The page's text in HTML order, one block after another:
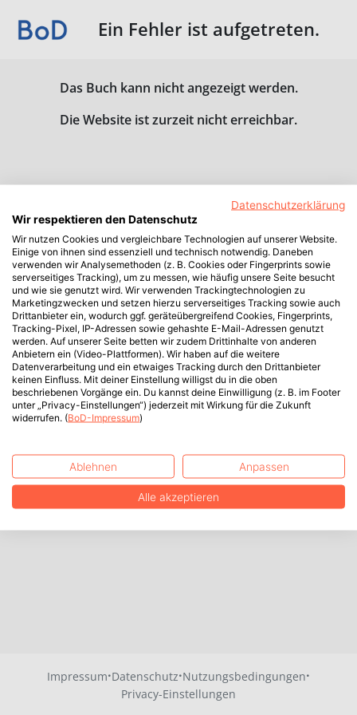
Ein Fehler ist aufgetreten.
Das Buch kann nicht angezeigt werden.
Die Website ist zurzeit nicht erreichbar.
Impressum·Datenschutz·Nutzungsbedingungen·
Privacy-Einstellungen
Datenschutzerklärung
Wir respektieren den Datenschutz
Wir nutzen Cookies und vergleichbare Technologien auf unserer Website.
Einige von ihnen sind essenziell und technisch notwendig. Daneben
verwenden wir Analysemethoden (z. B. Cookies oder Fingerprints sowie
serverseitiges Tracking), um zu messen, wie häufig unsere Seite besucht
und wie sie genutzt wird. Wir verwenden Trackingtechnologien zu
Marketingzwecken und setzen hierzu serverseitiges Tracking sowie auch
Drittanbieter ein, wodurch ggf. geräteübergreifend Cookies, Fingerprints,
Tracking-Pixel, IP-Adressen sowie gehashte E-Mail-Adressen genutzt
werden. Auf unserer Seite betten wir zudem Drittinhalte von anderen
Anbietern ein (Video-Plattformen). Wir haben auf die weitere
Datenverarbeitung und ein etwaiges Tracking durch den Drittanbieter
keinen Einfluss. Mit deiner Einstellung willigst du in die oben
beschriebenen Vorgänge ein. Du kannst deine Einwilligung (z. B. im Footer
unter „Privacy-Einstellungen“) jederzeit mit Wirkung für die Zukunft
widerrufen. (BoD-Impressum)
Ablehnen Anpassen
Alle akzeptieren